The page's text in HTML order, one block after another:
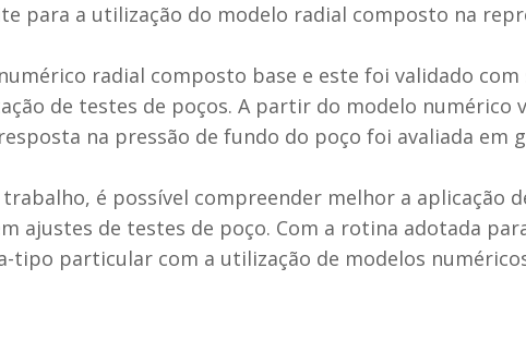
para a utilização do modelo radial composto na
radial composto base e este foi validado com
de testes de poços. A partir do modelo numérico
na pressão de fundo do poço foi avaliada em
é possível compreender melhor a aplicação
ajustes de testes de poço. Com a rotina adotada
tipo particular com a utilização de modelos